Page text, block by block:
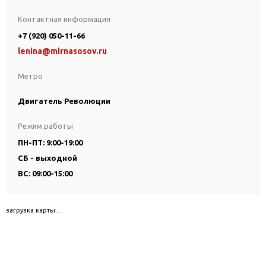
Метро
Двигатель Революции
Контактная информация
+7 (920) 050-11-66
lenina@mirnasosov.ru
Режим работы
ПН-ПТ: 9:00-19:00
СБ - выходной
ВС: 09:00-15:00
загрузка карты...